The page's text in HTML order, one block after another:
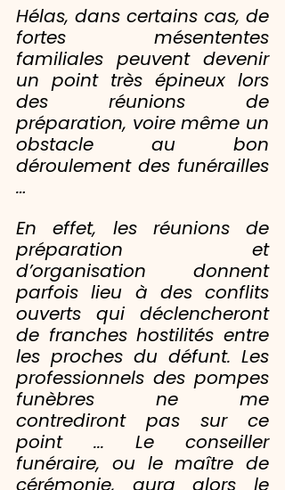
Hélas, dans certains cas, de
fortes mésententes
familiales peuvent devenir
un point très épineux lors
des réunions de
préparation, voire même un
obstacle au bon
déroulement des funérailles
…
En effet, les réunions de
préparation et
d’organisation donnent
parfois lieu à des conflits
ouverts qui déclencheront
de franches hostilités entre
les proches du défunt. Les
professionnels des pompes
funèbres ne me
contrediront pas sur ce
point ... Le conseiller
funéraire, ou le maître de
cérémonie, aura alors le